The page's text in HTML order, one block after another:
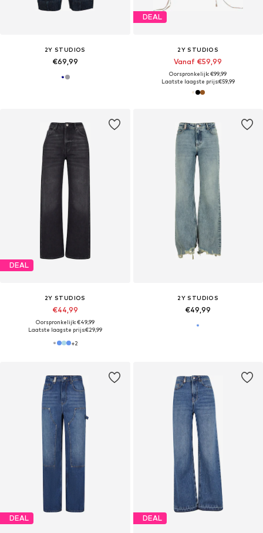
2Y STUDIOS
€69,99
DEAL
2Y STUDIOS
Vanaf €59,99
Oorspronkelijk: €99,99
Laatste laagste prijs:€59,99
DEAL
2Y STUDIOS
€44,99
Oorspronkelijk: €49,99
Laatste laagste prijs:€29,99
+2
2Y STUDIOS
€49,99
DEAL DEAL